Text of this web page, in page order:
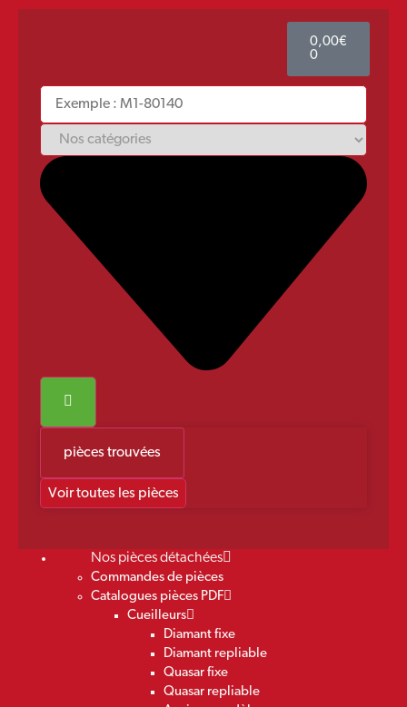
0,00€
0
pièces trouvées
Voir toutes les pièces
Nos pièces détachées
Commandes de pièces
Catalogues pièces PDF
Cueilleurs
Diamant fixe
Diamant repliable
Quasar fixe
Quasar repliable